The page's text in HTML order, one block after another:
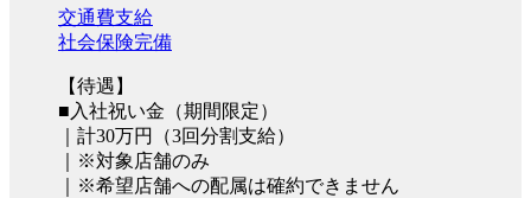
交通費支給
社会保険完備
【待遇】
■入社祝い金（期間限定）
｜計30万円（3回分割支給）
｜※対象店舗のみ
｜※希望店舗への配属は確約できません